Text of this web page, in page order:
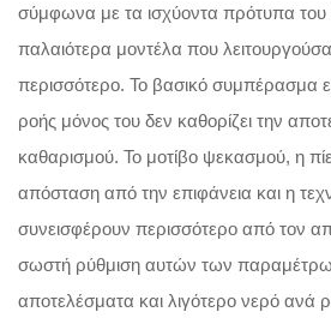
σύμφωνα με τα ισχύοντα πρότυπα του
παλαιότερα μοντέλα που
περισσότερο. Το βασικό συμπέρασμα
ροής μόνος του δεν καθορίζει την
καθαρισμού. Το μοτίβο ψεκασμού, η
απόσταση από την επιφάνεια και η
συνεισφέρουν περισσότερο από τον
σωστή ρύθμιση αυτών των
αποτελέσματα και λιγότερο νερό ανά